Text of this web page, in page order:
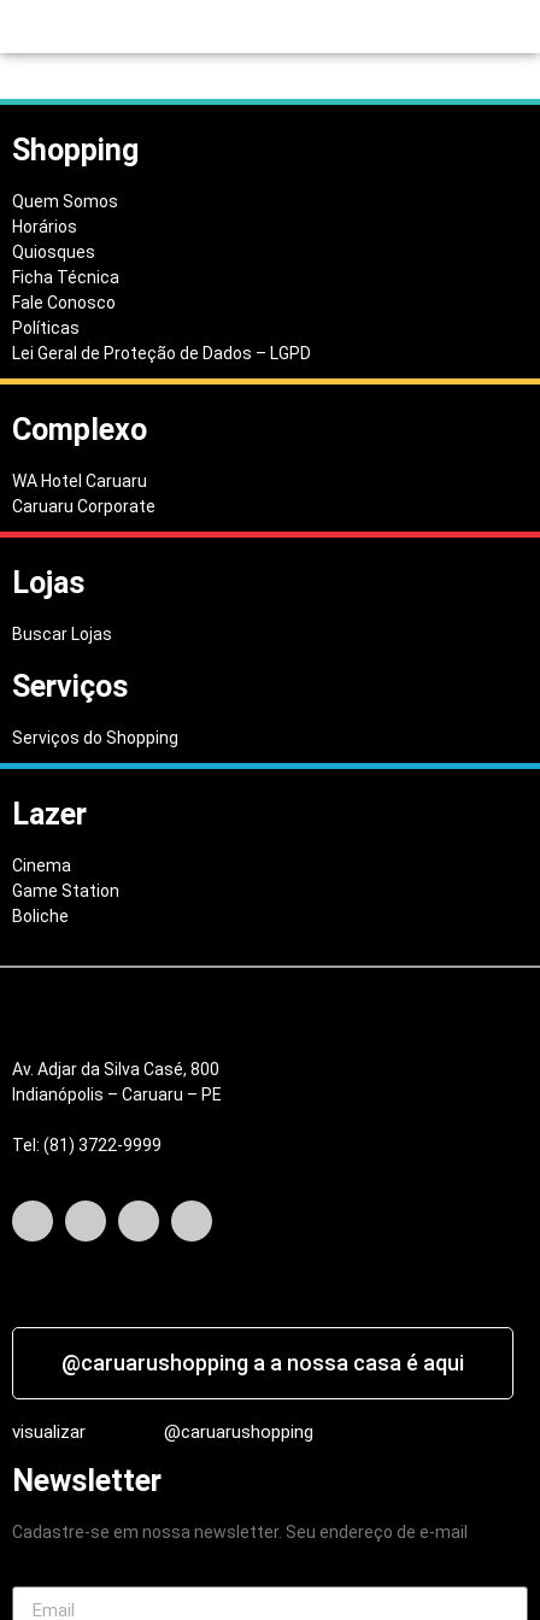
Shopping
Quem Somos
Horários
Quiosques
Ficha Técnica
Fale Conosco
Políticas
Lei Geral de Proteção de Dados – LGPD
Complexo
WA Hotel Caruaru
Caruaru Corporate
Lojas
Buscar Lojas
Serviços
Serviços do Shopping
Lazer
Cinema
Game Station
Boliche
Av. Adjar da Silva Casé, 800
Indianópolis – Caruaru – PE
Tel: (81) 3722-9999
@caruarushopping a a nossa casa é aqui
visualizar @caruarushopping
Newsletter
Cadastre-se em nossa newsletter. Seu endereço de e-mail